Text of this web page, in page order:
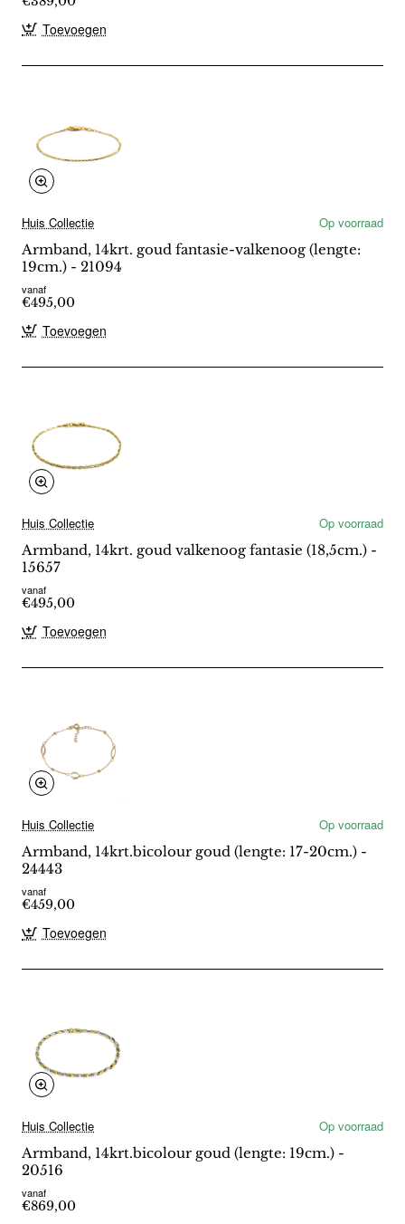
Toevoegen
Huis Collectie
Op voorraad
Armband, 14krt. goud fantasie-valkenoog (lengte:
19cm.) - 21094
vanaf
€495,00
Toevoegen
Huis Collectie
Op voorraad
Armband, 14krt. goud valkenoog fantasie (18,5cm.) -
15657
vanaf
€495,00
Toevoegen
Huis Collectie
Op voorraad
Armband, 14krt.bicolour goud (lengte: 17-20cm.) -
24443
vanaf
€459,00
Toevoegen
Huis Collectie
Op voorraad
Armband, 14krt.bicolour goud (lengte: 19cm.) -
20516
vanaf
€869,00